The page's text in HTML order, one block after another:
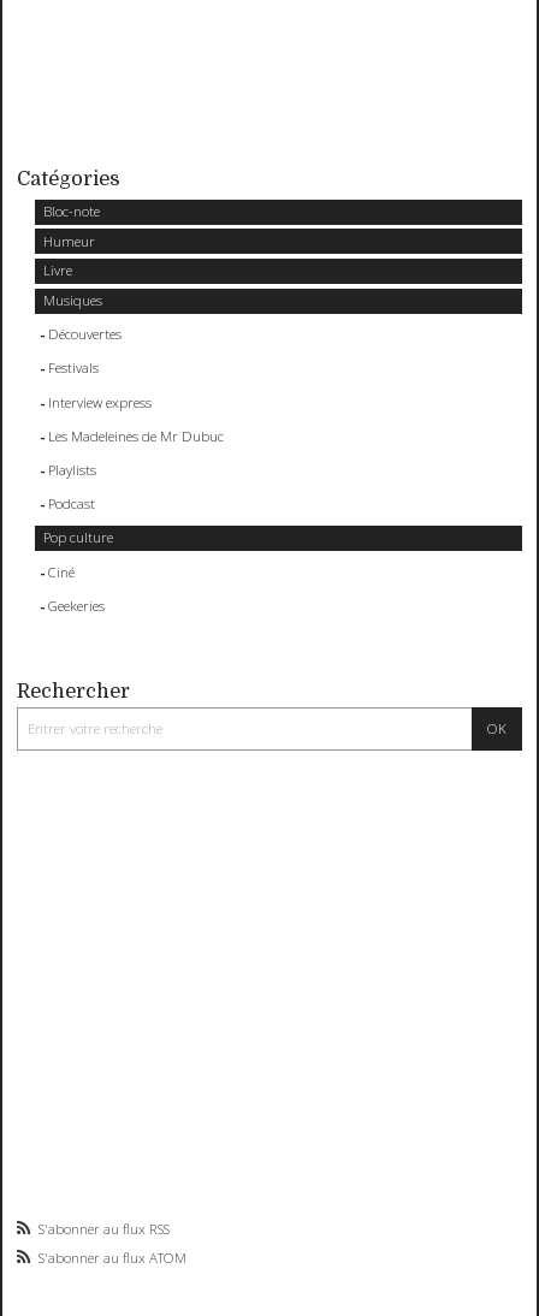
Catégories
Bloc-note
Humeur
Livre
Musiques
Découvertes
Festivals
Interview express
Les Madeleines de Mr Dubuc
Playlists
Podcast
Pop culture
Ciné
Geekeries
Rechercher
S'abonner au flux RSS
S'abonner au flux ATOM